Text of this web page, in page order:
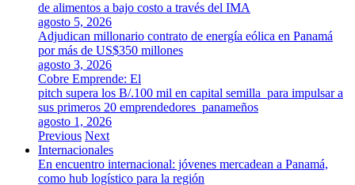
de alimentos a bajo costo a través del IMA
agosto 5, 2026
Adjudican millonario contrato de energía eólica en Panamá
por más de US$350 millones
agosto 3, 2026
Cobre Emprende: El
pitch supera los B/.100 mil en capital semilla para impulsar a
sus primeros 20 emprendedores panameños
agosto 1, 2026
Previous Next
Internacionales
En encuentro internacional: jóvenes mercadean a Panamá,
como hub logístico para la región